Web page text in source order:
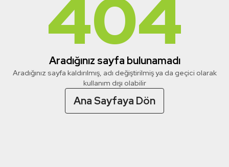
404
Aradığınız sayfa bulunamadı
Aradığınız sayfa kaldırılmış, adı değiştirilmiş ya da geçici olarak
kullanım dışı olabilir
Ana Sayfaya Dön